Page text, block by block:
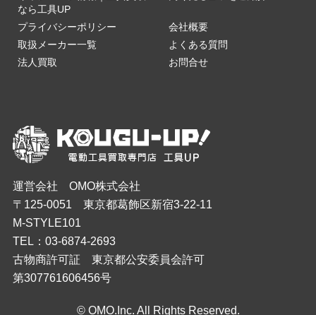
運営会社 OMO株式会社
〒125-0051 東京都葛飾区新宿3-22-11
M-STYLE101
TEL：03-6874-2693
古物商許可証 東京都公安委員会許可
第307761606456号
© OMO.Inc. All Rights Reserved.
なら工具UP
プライバシーポリシー
会社概要
取扱メーカー一覧
よくある質問
法人買取
お問合せ